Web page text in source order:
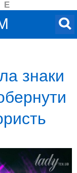
знаки